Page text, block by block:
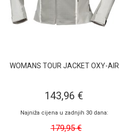
WOMANS TOUR JACKET OXY-AIR
143,96 €
Najniža cijena u zadnjih 30 dana:
179,95 €